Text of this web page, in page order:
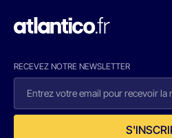
RECEVEZ NOTRE NEWSLETTER